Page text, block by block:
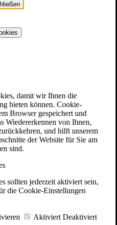
damit wir Ihnen die
bieten können. Cookie-
Browser gespeichert und
Wiedererkennen von Ihnen,
und hilft unserem
der Website für Sie am
sind.
sollten jederzeit aktiviert sein,
die Cookie-Einstellungen
Aktiviert Deaktiviert